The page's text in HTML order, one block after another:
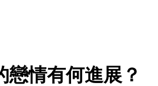
戀情有何進展？